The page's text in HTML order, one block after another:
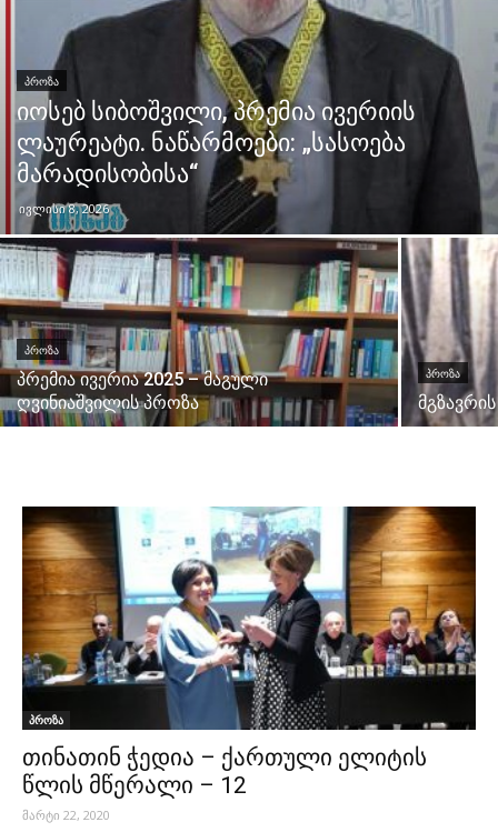
ᲞᲠᲝᲖᲐ
იოსებ სიბოშვილი, პრემია ივერიის
ლაურეატი. ნაწარმოები: „სასოება
მარადისობისა“
ივლისი 8, 2026
ᲞᲠᲝᲖᲐ
პრემია ივერია 2025 – მაგული
ღვინიაშვილის პროზა
ᲞᲠᲝᲖᲐ
პროზა
თინათინ ჭედია – ქართული ელიტის
წლის მწერალი – 12
მარტი 22, 2020